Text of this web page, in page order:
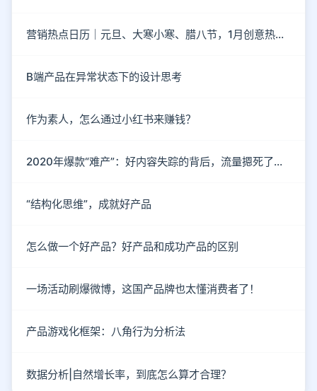
营销热点日历｜元旦、大寒小寒、腊八节，1月创意热点都在这
B端产品在异常状态下的设计思考
作为素人，怎么通过小红书来赚钱？
2020年爆款“难产”：好内容失踪的背后，流量摁死了内容
“结构化思维”，成就好产品
怎么做一个好产品？好产品和成功产品的区别
一场活动刷爆微博，这国产品牌也太懂消费者了！
产品游戏化框架：八角行为分析法
数据分析|自然增长率，到底怎么算才合理？